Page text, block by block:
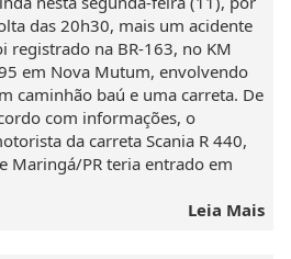
das 20h30, mais um acidente
registrado na BR-163, no KM
em Nova Mutum, envolvendo
caminhão baú e uma carreta. De
com informações, o
da carreta Scania R 440,
Maringá/PR teria entrado em
Leia Mais